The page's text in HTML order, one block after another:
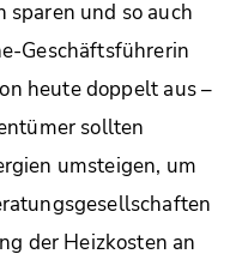
sparen und so auch
Geschäftsführerin
heute doppelt aus –
sollten
umsteigen, um
der Heizkosten an